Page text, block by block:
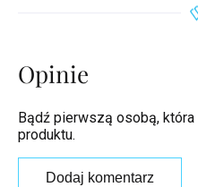
Opinie
Bądź pierwszą osobą,
produktu.
Dodaj komentarz